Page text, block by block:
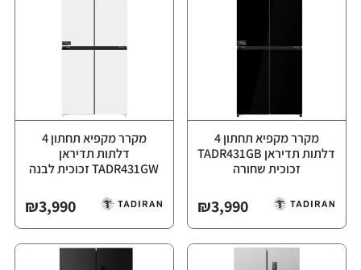
מקרר מקפיא תחתון 4
דלתות תדיראן TADR431GB
זכוכית שחורה
₪3,990
מקרר מקפיא תחתון 4
דלתות תדיראן
TADR431GW זכוכית לבנה
₪3,990